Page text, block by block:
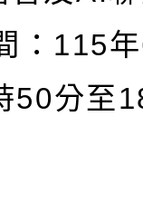
115
50分至